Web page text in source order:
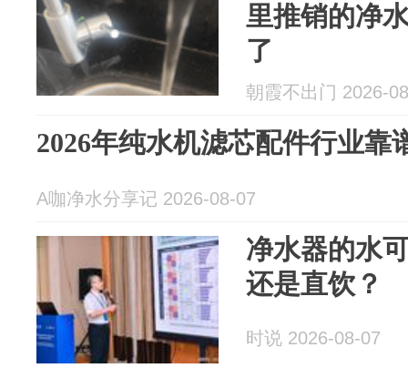
里推销的净
了
朝霞不出门 2026-
2026年纯水机滤芯配件行业靠
A咖净水分享记 2026-08-07
净水器的水
还是直饮？
时说 2026-08-07